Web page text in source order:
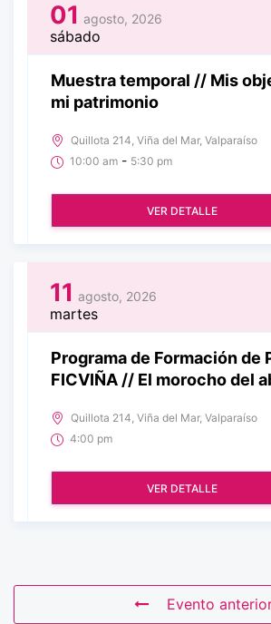
01 agosto, 2026
sábado
Muestra temporal // Mis
mi patrimonio
Quillota 214, Viña del Mar, Valparaíso
10:00 am - 5:30 pm
VER DETALLE
11 agosto, 2026
martes
Programa de Formación de
FICVIÑA // El morocho del
Quillota 214, Viña del Mar, Valparaíso
4:00 pm
VER DETALLE
Evento